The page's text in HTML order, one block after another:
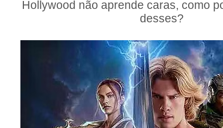
Hollywood não aprende caras, como
desses?